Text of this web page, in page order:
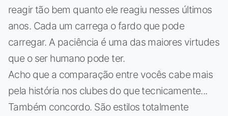
reagir tão bem quanto ele reagiu nesses últimos
anos. Cada um carrega o fardo que pode
carregar. A paciência é uma das maiores virtudes
que o ser humano pode ter.
Acho que a comparação entre vocês cabe mais
pela história nos clubes do que tecnicamente...
Também concordo. São estilos totalmente